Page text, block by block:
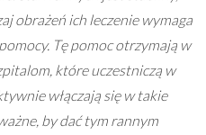
obrażeń ich leczenie wymaga
Tę pomoc otrzymają w
które uczestniczą w
włączają się w takie
by dać tym rannym